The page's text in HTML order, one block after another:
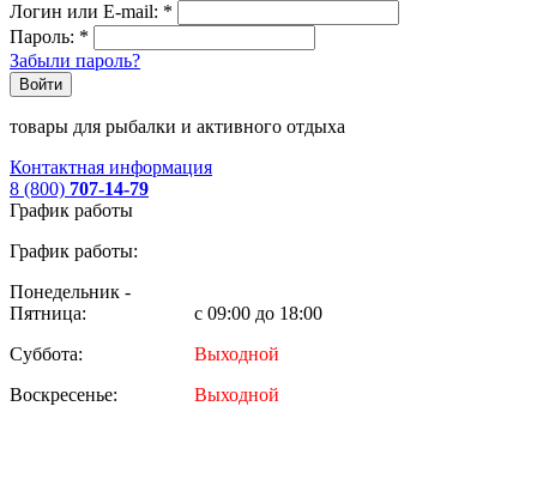
Логин или E-mail: *
Пароль: *
Забыли пароль?
Войти
товары для рыбалки и активного отдыха
Контактная информация
8 (800) 707-14-79
График работы
График работы:
Понедельник -
Пятница:
с 09:00 до 18:00
Суббота:
Выходной
Воскресенье:
Выходной